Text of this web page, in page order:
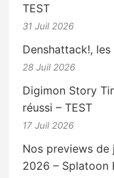
TEST
31 Juil 2026
Denshattack!,
28 Juil 2026
Digimon Story
réussi – TEST
17 Juil 2026
Nos previews de
2026 – Splatoon